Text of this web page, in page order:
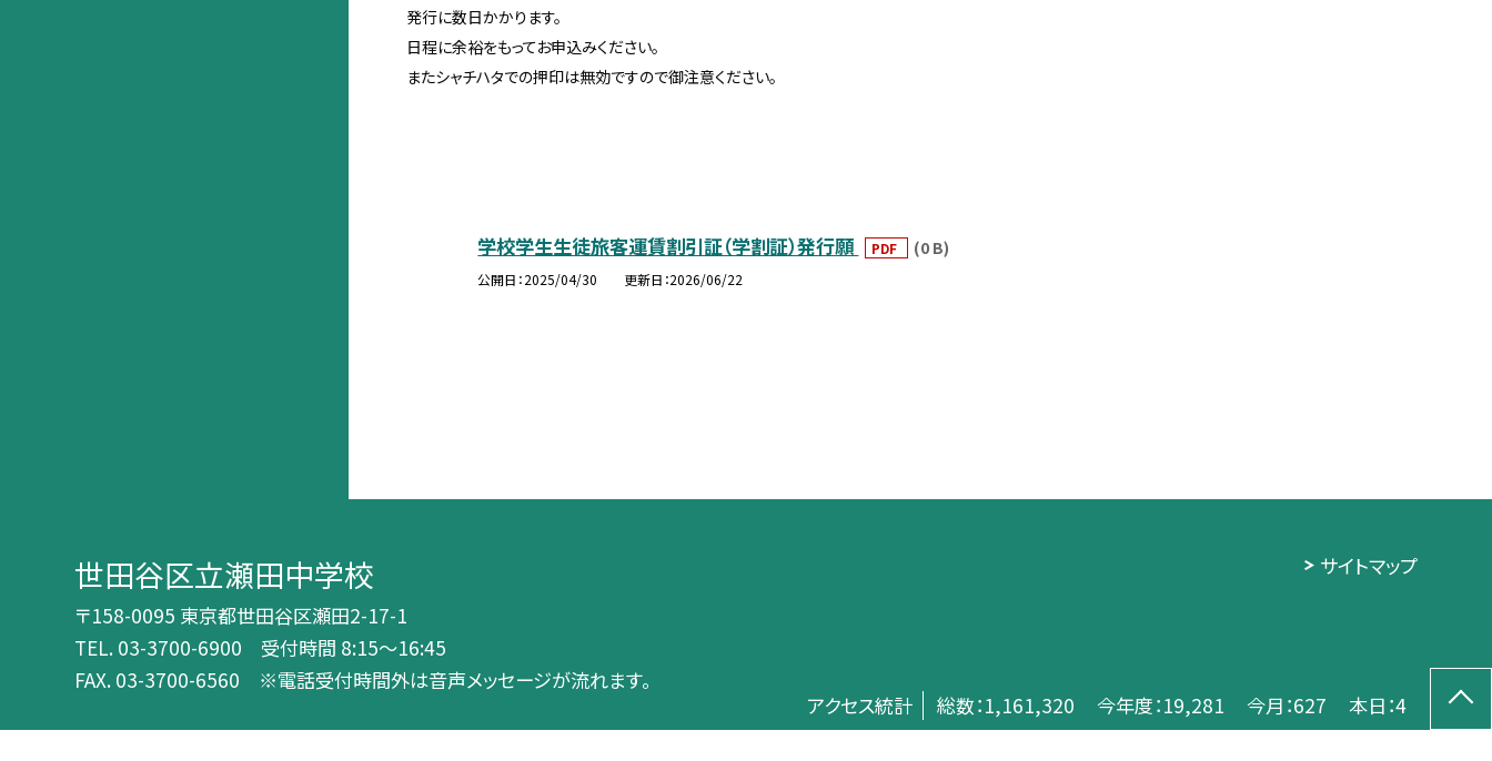
発行に数日かかります。
日程に余裕をもってお申込みください。
またシャチハタでの押印は無効ですので御注意ください。
学校学生生徒旅客運賃割引証（学割証）発行願 PDF (0 B)
公開日 2025/04/30 更新日 2026/06/22
世田谷区立瀬田中学校
〒158-0095 東京都世田谷区瀬田2-17-1
TEL. 03-3700-6900 受付時間 8:15～16:45
FAX. 03-3700-6560 ※電話受付時間外は音声メッセージが流れます。
サイトマップ
アクセス統計 総数：1,161,320 今年度：19,281 今月：627 本日：4